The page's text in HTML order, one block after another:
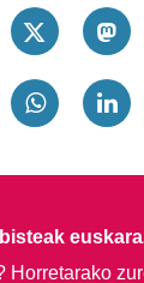
Horretarako